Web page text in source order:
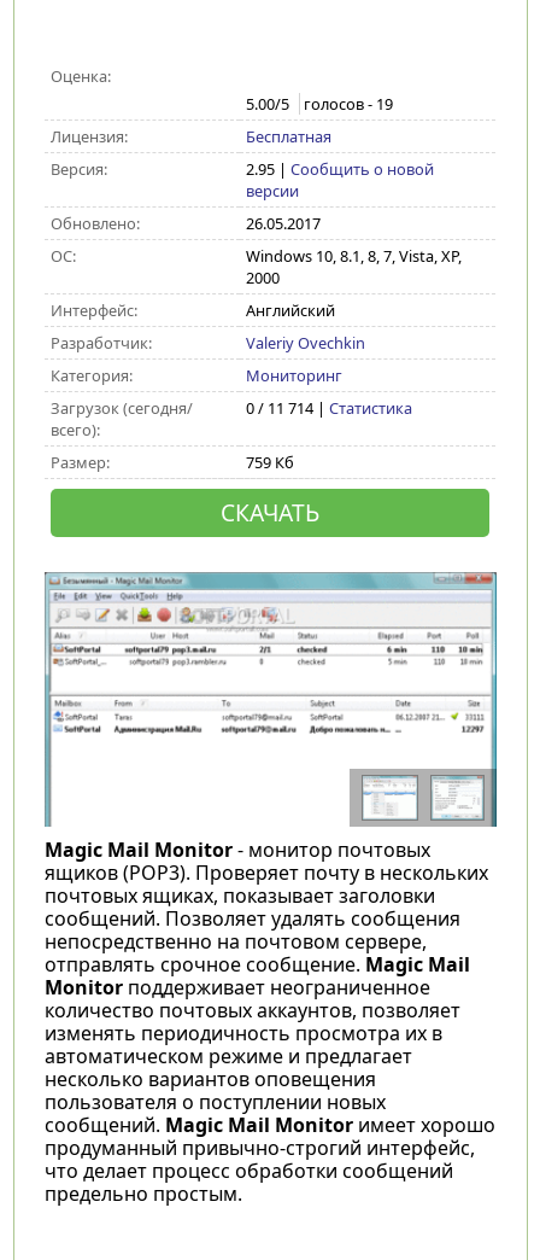
Оценка:
5.00/5 голосов - 19
Лицензия:
Бесплатная
Версия:
2.95| Сообщить о новой
версии
Обновлено:
26.05.2017
ОС:
Windows 10, 8.1, 8, 7, Vista, XP,
2000
Интерфейс:
Английский
Разработчик:
Valeriy Ovechkin
Категория:
Мониторинг
Загрузок (сегодня/
всего):
0 / 11 714 | Статистика
Размер: 759 Кб
СКАЧАТЬ
Magic Mail Monitor- монитор почтовых
ящиков (POP3). Проверяет почту в нескольких
почтовых ящиках, показывает заголовки
сообщений. Позволяет удалять сообщения
непосредственно на почтовом сервере,
отправлять срочное сообщение. Magic Mail
Monitorподдерживает неограниченное
количество почтовых аккаунтов, позволяет
изменять периодичность просмотра их в
автоматическом режиме и предлагает
несколько вариантов оповещения
пользователя о поступлении новых
сообщений. Magic Mail Monitorимеет хорошо
продуманный привычно-строгий интерфейс,
что делает процесс обработки сообщений
предельно простым.